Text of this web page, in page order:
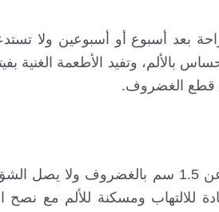
بعد أسبوع أو أسبوعين ولا
وتفيد الأطعمة الغنية
قطع الغضروف.
التمزق هنا متوسط الشدة وقد توجد شقوق لا يزيد
للالتهاب ومسكنة للألم مع نصح